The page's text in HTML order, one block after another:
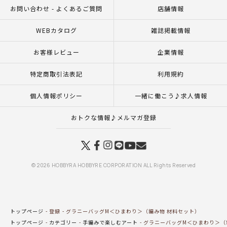
お問い合わせ - よくあるご質問 店舗情報
WEBカタログ 雑誌掲載情報
お客様レビュー 企業情報
特定商取引法表記 利用規約
個人情報ポリシー 一緒に働こう♪求人情報
おトクな情報♪メルマガ登録
© 2026 HOBBYRA HOBBYRE CORPORATION ALL Rights Reserved
トップページ 登録
グラニーバッグM＜ひまわり＞（編み物 材料セット）
トップページ
カテゴリー 手編みで楽しむアート グラニーバッグM＜ひまわり＞